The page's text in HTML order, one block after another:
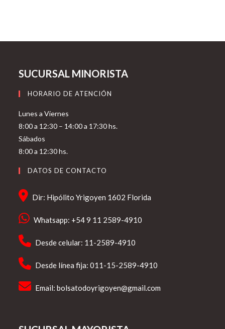
SUCURSAL MINORISTA
HORARIO DE ATENCIÓN
Lunes a Viernes
8:00 a 12:30 – 14:00 a 17:30 hs.
Sábados
8:00 a 12:30 hs.
DATOS DE CONTACTO
Dir: Hipólito Yrigoyen 1602 Florida
Whatsapp: +54 9 11 2589-4910
Desde celular: 11-2589-4910
Desde línea fija: 011-15-2589-4910
Email:bolsatodoyrigoyen@gmail.com